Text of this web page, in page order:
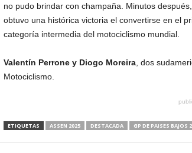
no pudo brindar con champaña. Minutos
obtuvo una histórica victoria el convertirse en el
categoría intermedia del motociclismo mundial.
Valentín Perrone y Diogo Moreira, dos
Motociclismo.
ETIQUETAS ASSEN 2025 DESTACADA GP DE PAISES BAJOS